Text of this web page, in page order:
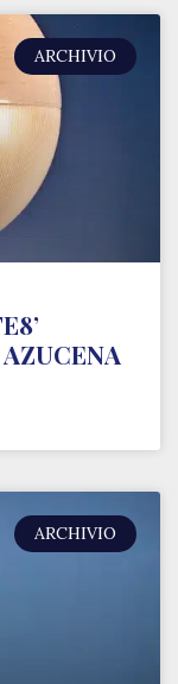
ARCHIVIO
ARCHIVIO